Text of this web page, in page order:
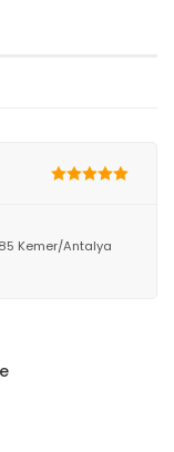
Kemer/Antalya